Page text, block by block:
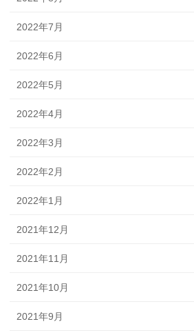
2022年7月
2022年6月
2022年5月
2022年4月
2022年3月
2022年2月
2022年1月
2021年12月
2021年11月
2021年10月
2021年9月